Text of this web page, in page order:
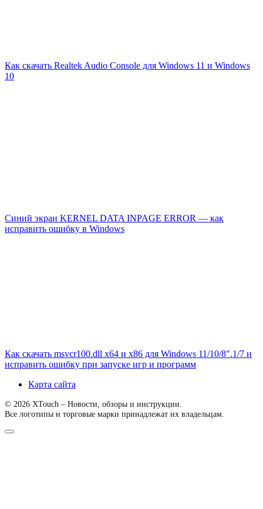
Как скачать Realtek Audio Console для Windows 11 и Windows
10
Синий экран KERNEL DATA INPAGE ERROR — как
исправить ошибку в Windows
Как скачать msvcr100.dll x64 и x86 для Windows 11/10/8″.1/7 и
исправить ошибку при запуске игр и программ
Карта сайта
© 2026 XTouch – Новости, обзоры и инструкции.
Все логотипы и торговые марки принадлежат их владельцам.